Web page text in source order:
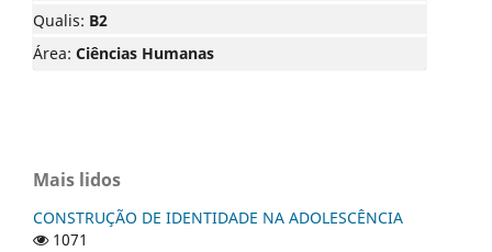
Qualis: B2
Área: Ciências Humanas
Mais lidos
CONSTRUÇÃO DE IDENTIDADE NA ADOLESCÊNCIA
1071